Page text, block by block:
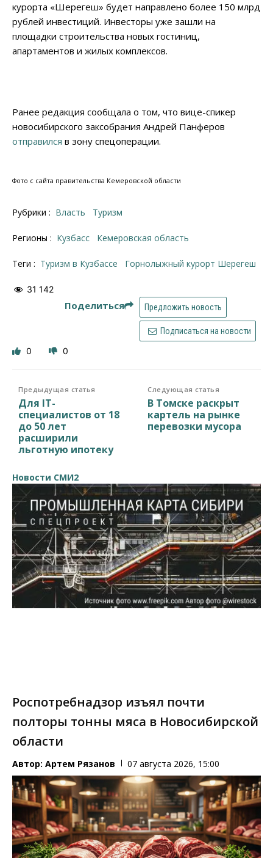
курорта «Шерегеш» будет направлено более 150 млрд
рублей инвестиций. Инвесторы уже зашли на
площадки строительства новых гостиниц,
апартаментов и жилых комплексов.
Ранее редакция сообщала о том, что вице-спикер
новосибирского заксобрания Андрей Панферов
отправился в зону спецоперации.
Фото с сайта правительства Кемеровской области
Рубрики : Власть Туризм
Регионы : Кузбасс Кемеровская область
Теги : туризм в Кузбассе горнолыжный курорт Шерегеш
31 142
Поделиться Предложить новость
Подписаться на новости
0 0
Предыдущая статья
Для IT-
специалистов от 18
до 50 лет
расширили
льготную ипотеку
Следующая статья
В Томске раскрыт
картель на рынке
перевозки мусора
Новости СМИ2
Роспотребнадзор изъял почти
полторы тонны мяса в Новосибирской
области
Автор: Артем Рязанов 07 августа 2026, 15:00